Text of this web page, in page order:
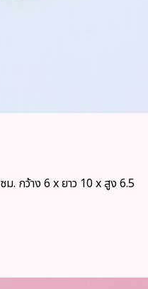
. กว้าง 6 x ยาว 10 x สูง 6.5